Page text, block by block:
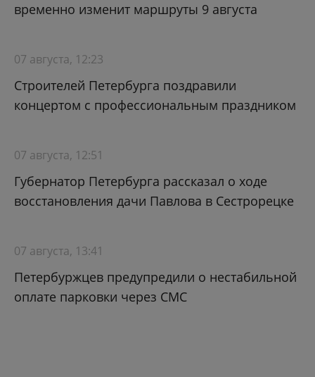
временно изменит маршруты 9 августа
07 августа, 12:23
Строителей Петербурга поздравили
концертом с профессиональным праздником
07 августа, 12:51
Губернатор Петербурга рассказал о ходе
восстановления дачи Павлова в Сестрорецке
07 августа, 13:41
Петербуржцев предупредили о нестабильной
оплате парковки через СМС